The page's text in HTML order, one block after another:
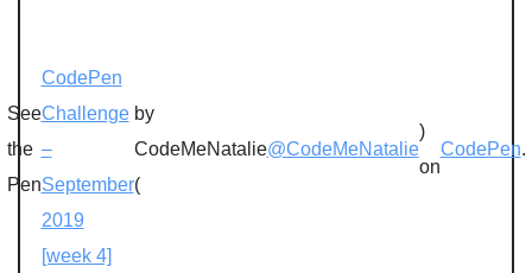
See
the
Pen
CodePen
Challenge
–
September
2019
[week 4]
by
CodeMeNatalie
(
@CodeMeNatalie
)
on
CodePen.